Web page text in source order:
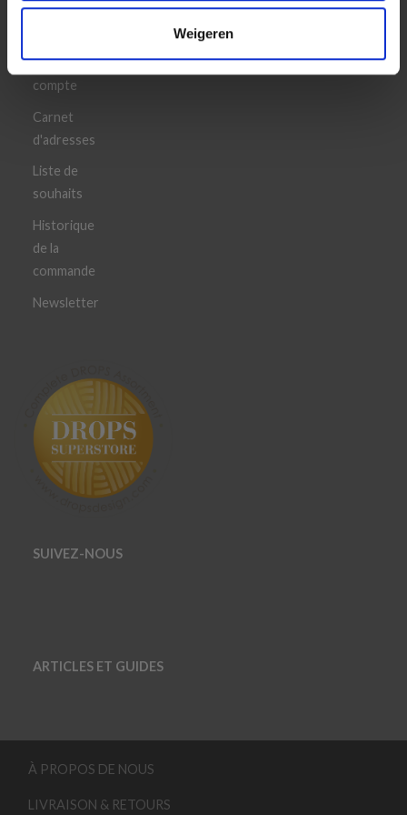
Weigeren
Votre
compte
Carnet
d'adresses
Liste de
souhaits
Historique
de la
commande
Newsletter
SUIVEZ-NOUS
ARTICLES ET GUIDES
À PROPOS DE NOUS
LIVRAISON & RETOURS